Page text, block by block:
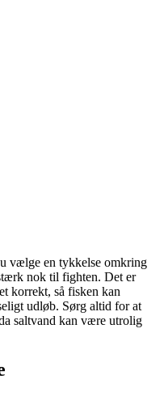
vælge en tykkelse omkring
nok til fighten. Det er
korrekt, så fisken kan
udløb. Sørg altid for at
saltvand kan være utrolig